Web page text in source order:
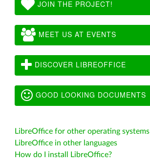
JOIN THE PROJECT!
MEET US AT EVENTS
DISCOVER LIBREOFFICE
GOOD LOOKING DOCUMENTS
LibreOffice for other operating systems
LibreOffice in other languages
How do I install LibreOffice?